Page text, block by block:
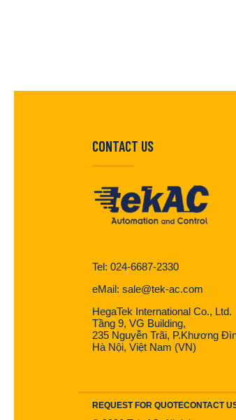
CONTACT US
Tel: 024-6687-2330
eMail: sale@tek-ac.com
HegaTek International Co., Ltd.
Tầng 9, VG Building,
235 Nguyễn Trãi, P.Khương
Hà Nội, Việt Nam (VN)
REQUEST FOR QUOTECONTACT